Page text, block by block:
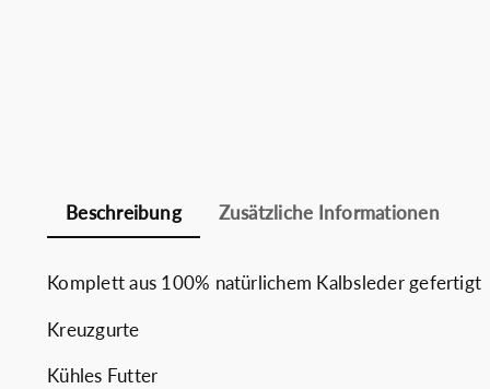
Beschreibung Zusätzliche Informationen
Komplett aus 100% natürlichem Kalbsleder gefertigt
Kreuzgurte
Kühles Futter